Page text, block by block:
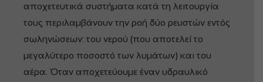
αποχετευτικά συστήματα κατά τη λειτουργία
τους περιλαμβάνουν την ροή δύο ρευστών εντός
σωληνώσεων: του νερού (που αποτελεί το
μεγαλύτερο ποσοστό των λυμάτων) και του
αέρα. Όταν αποχετεύουμε έναν υδραυλικό